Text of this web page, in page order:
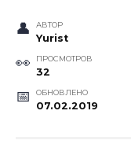
АВТОР
Yurist
ПРОСМОТРОВ
32
ОБНОВЛЕНО
07.02.2019